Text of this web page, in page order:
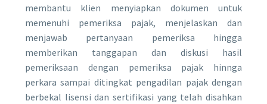
membantu klien menyiapkan dokumen untuk
memenuhi pemeriksa pajak, menjelaskan dan
menjawab pertanyaan pemeriksa hingga
memberikan tanggapan dan diskusi hasil
pemeriksaan dengan pemeriksa pajak hinnga
perkara sampai ditingkat pengadilan pajak dengan
berbekal lisensi dan sertifikasi yang telah disahkan